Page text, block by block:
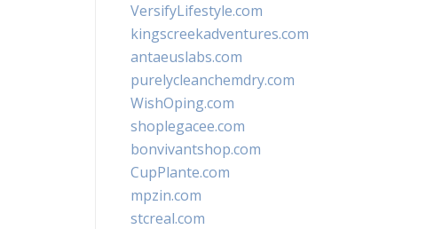
VersifyLifestyle.com
kingscreekadventures.com
antaeuslabs.com
purelycleanchemdry.com
WishOping.com
shoplegacee.com
bonvivantshop.com
CupPlante.com
mpzin.com
stcreal.com